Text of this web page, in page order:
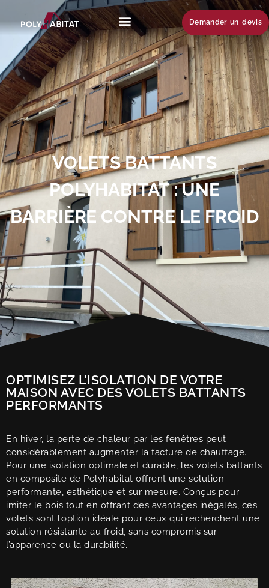
Demander un devis
VOLETS BATTANTS
POLYHABITAT : UNE
BARRIÈRE CONTRE LE FROID
OPTIMISEZ L’ISOLATION DE VOTRE
MAISON AVEC DES VOLETS BATTANTS
PERFORMANTS
En hiver, la perte de chaleur par les fenêtres peut
considérablement augmenter la facture de chauffage.
Pour une isolation optimale et durable, les volets battants
en composite de Polyhabitat offrent une solution
performante, esthétique et sur mesure. Conçus pour
imiter le bois tout en offrant des avantages inégalés, ces
volets sont l’option idéale pour ceux qui recherchent une
solution résistante au froid, sans compromis sur
l’apparence ou la durabilité.